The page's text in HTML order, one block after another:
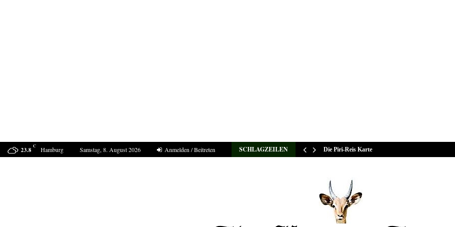
23.8 C Hamburg Samstag, 8. August 2026 Anmelden / Beitreten SCHLAGZEILEN
Mordfall Weimar- 40 Jahre und kein Ende Die Piri-Reis Karte